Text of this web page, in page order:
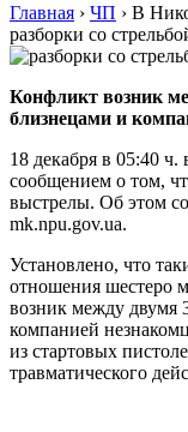
Главная › ЧП › В
разборки со
Конфликт возник
близнецами и
18 декабря в 05:40
сообщением о том,
выстрелы. Об этом
mk.npu.gov.ua.
Установлено, что
отношения шестеро
возник между двумя
компанией
из стартовых
травматического